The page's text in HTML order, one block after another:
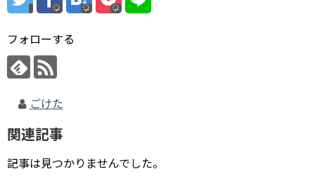
フォローする
ごけた
関連記事
記事は見つかりませんでした。